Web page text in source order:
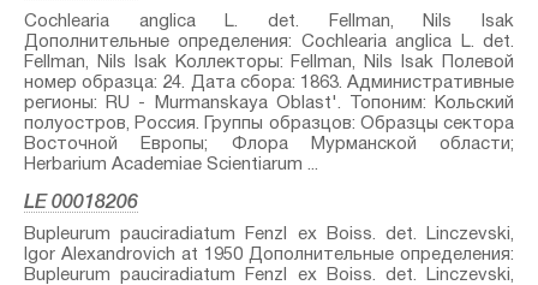
Cochlearia anglica L.⁣ det. Fellman, Nils Isak
Дополнительные определения: Cochlearia anglica L.⁣ det.
Fellman, Nils Isak Коллекторы: Fellman, Nils Isak Полевой
номер образца: 24. Дата сбора: 1863. Административные
регионы: RU - Murmanskaya Oblast'. Топоним: Кольский
полуостров, Россия. Группы образцов: Образцы сектора
Восточной Европы; Флора Мурманской области;
Herbarium Academiae Scientiarum ...
LE 00018206
Bupleurum pauciradiatum Fenzl ex Boiss.⁣ det. Linczevski,
Igor Alexandrovich at 1950 Дополнительные определения:
Bupleurum pauciradiatum Fenzl ex Boiss.⁣ det. Linczevski,